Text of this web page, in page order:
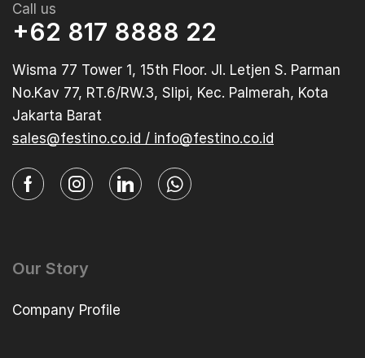
Call us
+62 817 8888 22
Wisma 77 Tower 1, 15th Floor. Jl. Letjen S. Parman
No.Kav 77, RT.6/RW.3, Slipi, Kec. Palmerah, Kota
Jakarta Barat
sales@festino.co.id / info@festino.co.id
Our Story
Company Profile